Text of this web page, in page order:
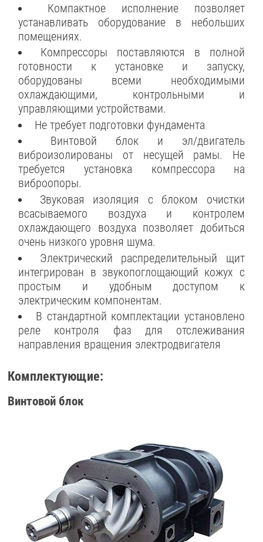
Компактное исполнение позволяет
устанавливать оборудование в небольших
помещениях.
Компрессоры поставляются в полной
готовности к установке и запуску,
оборудованы всеми необходимыми
охлаждающими, контрольными и
управляющими устройствами.
Не требует подготовки фундамента
Винтовой блок и эл/двигатель
виброизолированы от несущей рамы. Не
требуется установка компрессора на
виброопоры.
Звуковая изоляция с блоком очистки
всасываемого воздуха и контролем
охлаждающего воздуха позволяет добиться
очень низкого уровня шума.
Электрический распределительный щит
интегрирован в звукопоглощающий кожух c
простым и удобным доступом к
электрическим компонентам.
В стандартной комплектации установлено
реле контроля фаз для отслеживания
направления вращения электродвигателя
Комплектующие:
Винтовой блок